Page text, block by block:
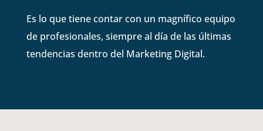
Es lo que tiene contar con un magnífico equipo
de profesionales, siempre al día de las últimas
tendencias dentro del Marketing Digital.